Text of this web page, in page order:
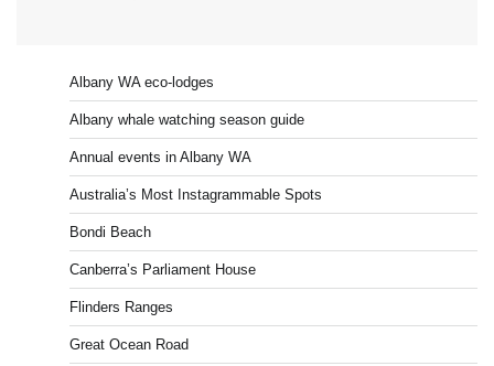
Albany WA eco-lodges
Albany whale watching season guide
Annual events in Albany WA
Australia’s Most Instagrammable Spots
Bondi Beach
Canberra’s Parliament House
Flinders Ranges
Great Ocean Road